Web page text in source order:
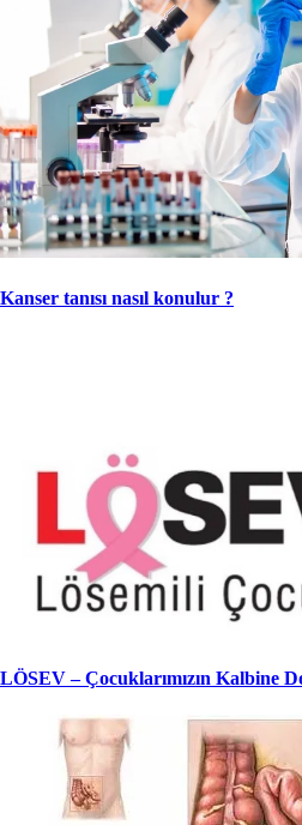
Kanser tanısı nasıl konulur ?
LÖSEV – Çocuklarımızın Kalbine